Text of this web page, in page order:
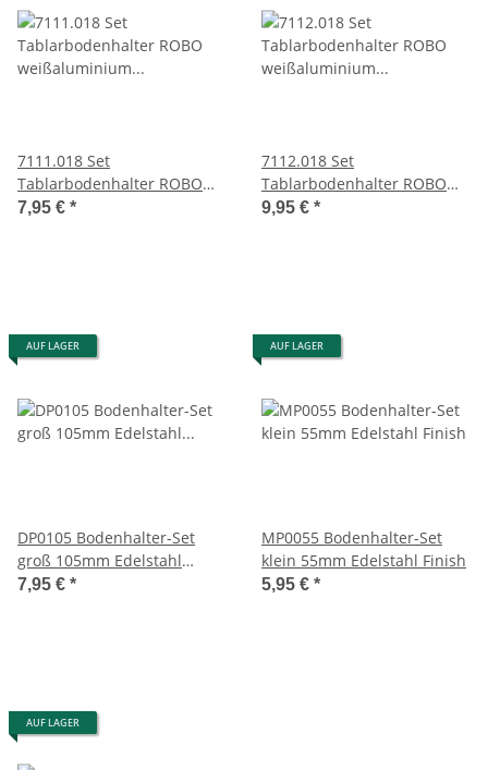
7111.018 Set
Tablarbodenhalter ROBO
weißaluminium Länge
7,95 € *
7112.018 Set
Tablarbodenhalter ROBO
weißaluminium Länge
9,95 € *
AUF LAGER
DP0105 Bodenhalter-Set
groß 105mm Edelstahl
Finish/Chrom poliert
7,95 € *
AUF LAGER
MP0055 Bodenhalter-Set
klein 55mm Edelstahl Finish
5,95 € *
AUF LAGER